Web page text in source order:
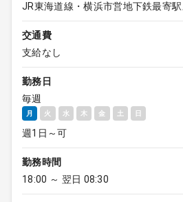
JR東海道線・横浜市営地下鉄最寄
交通費
支給なし
勤務日
毎週
月 火 水 木 金 土 日
週1日～可
勤務時間
18:00 ～ 翌日 08:30